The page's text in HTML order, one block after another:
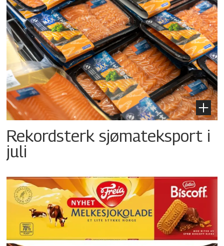
Rekordsterk sjømateksport i
juli